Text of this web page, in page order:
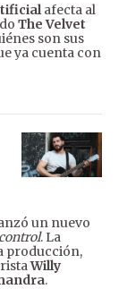
afecta al
The Velvet
son sus
ya cuenta con
un nuevo
. La
producción,
Willy
.